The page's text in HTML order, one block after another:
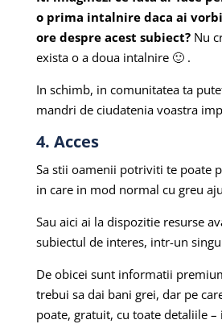
o prima intalnire daca ai
ore despre acest subiect? Nu
exista o a doua intalnire 🙂 .
In schimb, in comunitatea ta
mandri de ciudatenia voastra
4. Acces
Sa stii oamenii potriviti te poate
in care in mod normal cu greu
Sau aici ai la dispozitie resurse
subiectul de interes, intr-un
De obicei sunt informatii
trebui sa dai bani grei, dar pe
poate, gratuit, cu toate detaliile –